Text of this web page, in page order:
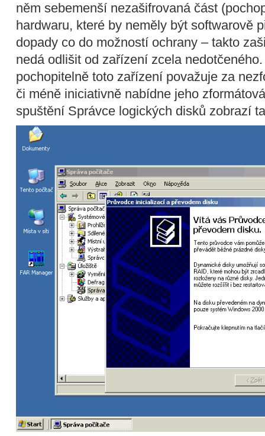
něm sebemenší nezašifrovaná část
hardwaru, které by neměly být softwarově
dopady co do možností ochrany – takto
nedá odlišit od zařízení zcela
pochopitelně toto zařízení považuje za
či méně iniciativně nabídne jeho
spuštění Správce logických disků zobrazí